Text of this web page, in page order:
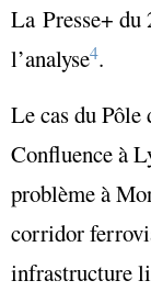
La Presse+ du
l’analyse4.
Le cas du Pôle
Confluence à
problème à
corridor
infrastructure